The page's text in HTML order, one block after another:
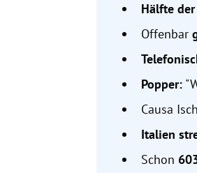
Hälfte
Offenbar
Popper:
Causa
Italien
Schon